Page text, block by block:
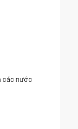
các nước